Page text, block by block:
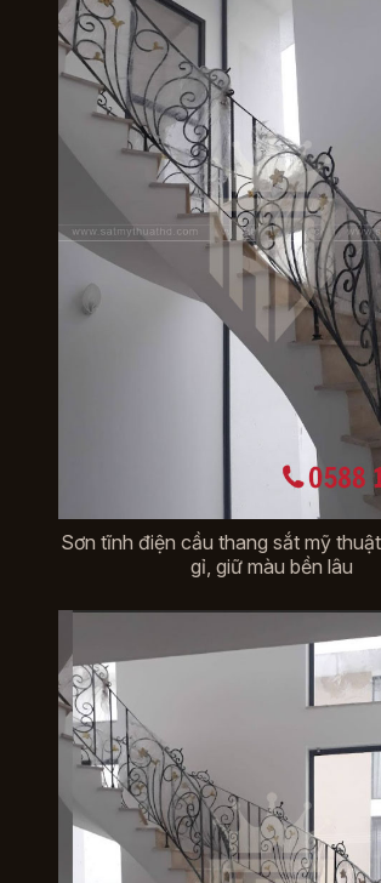
Sơn tĩnh điện cầu thang sắt mỹ
gỉ, giữ màu bền lâu